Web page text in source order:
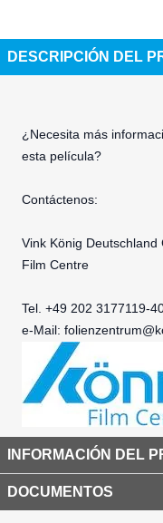
DESCRIPCIÓN DEL
¿Necesita más
esta película?
Contáctenos:
Vink König Deutschland
Film Centre
Tel. +49 202 3177119-
e-Mail:
INFORMACIÓN DEL
DOCUMENTOS